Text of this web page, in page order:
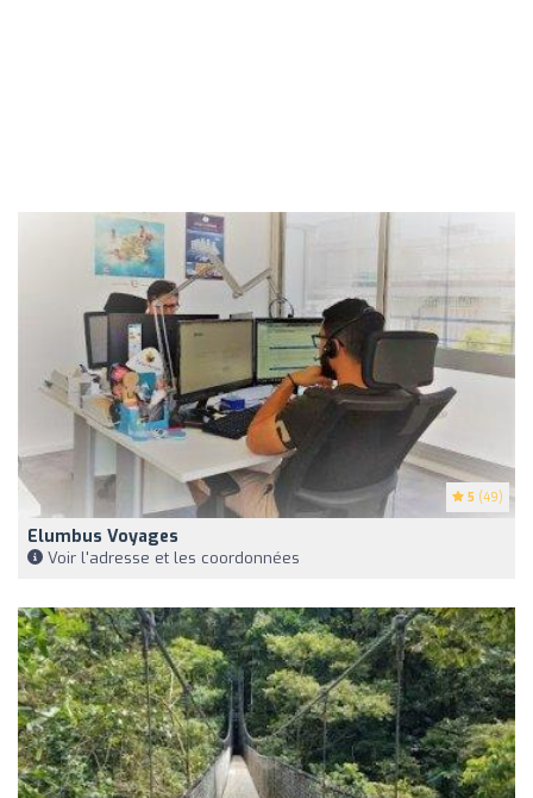
5 (49)
Elumbus Voyages
Voir l'adresse et les coordonnées